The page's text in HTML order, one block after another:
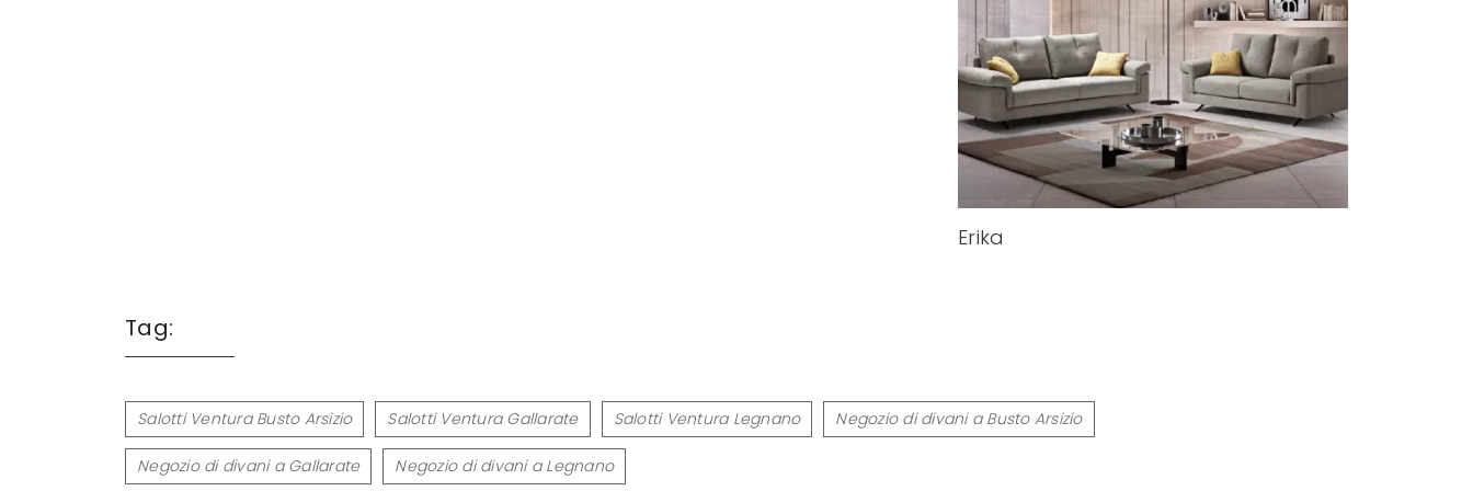
Erika
Tag:
Salotti Ventura Busto Arsizio Salotti Ventura Gallarate Salotti Ventura Legnano Negozio di divani a Busto Arsizio
Negozio di divani a Gallarate Negozio di divani a Legnano